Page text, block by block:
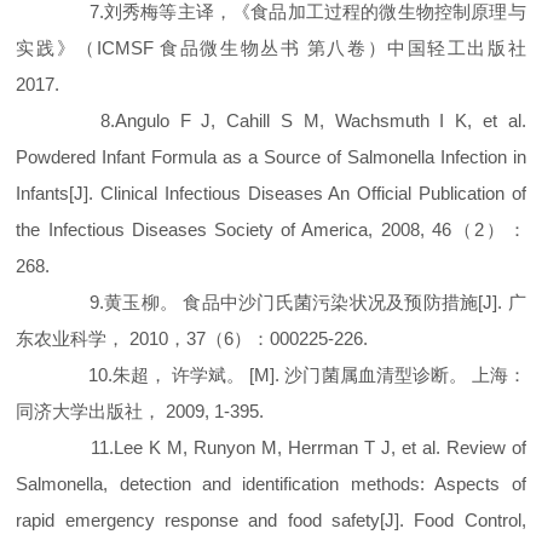
7.刘秀梅等主译，《食品加工过程的微生物控制原理与
实践》（ICMSF 食品微生物丛书 第八卷）中国轻工出版社
2017.
8.Angulo F J, Cahill S M, Wachsmuth I K, et al.
Powdered Infant Formula as a Source of Salmonella Infection in
Infants[J]. Clinical Infectious Diseases An Official Publication of
the Infectious Diseases Society of America, 2008, 46（2）：
268.
9.黄玉柳。 食品中沙门氏菌污染状况及预防措施[J]. 广
东农业科学， 2010，37（6）：000225-226.
10.朱超， 许学斌。 [M]. 沙门菌属血清型诊断。 上海：
同济大学出版社， 2009, 1-395.
11.Lee K M, Runyon M, Herrman T J, et al. Review of
Salmonella, detection and identification methods: Aspects of
rapid emergency response and food safety[J]. Food Control,